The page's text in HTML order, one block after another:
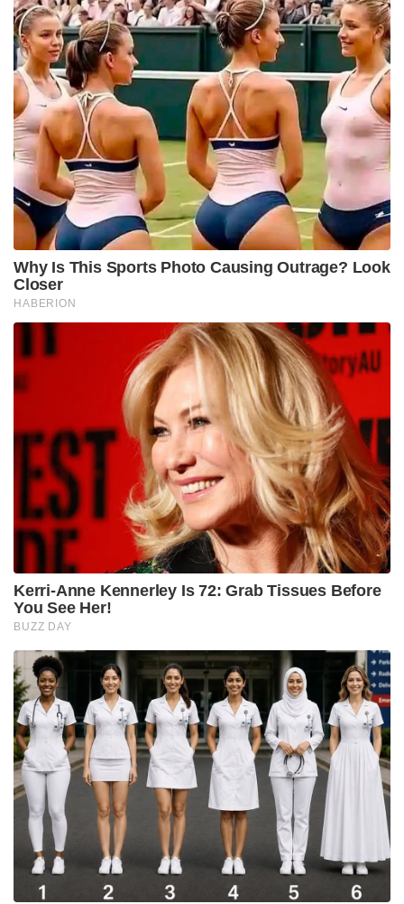
Why Is This Sports Photo Causing Outrage? Look
Closer
HABERION
Kerri-Anne Kennerley Is 72: Grab Tissues Before
You See Her!
BUZZ DAY